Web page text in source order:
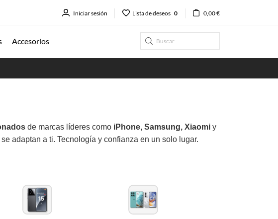
Iniciar sesión Lista de deseos 0 0,00 €
Accesorios
de marcas líderes como iPhone, Samsung, Xiaomi y
adaptan a ti. Tecnología y confianza en un solo lugar.